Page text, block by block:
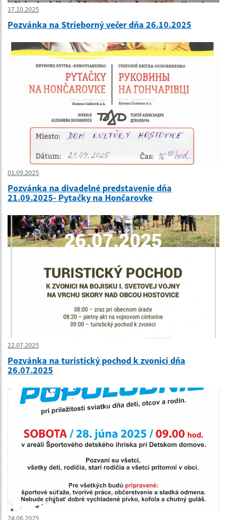
17.10.2025
Pozvánka na Strieborný večer dňa 26.10.2025
01.09.2025
Pozvánka na divadelné predstavenie dňa
21.09.2025- Pytačky na Hončarovke
22.07.2025
Pozvánka na turistický pochod k zvonici dňa
26.07.2025
24.06.2025